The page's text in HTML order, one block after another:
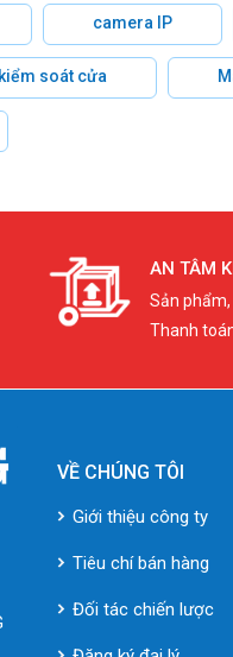
camera IP
soát cửa
AN TÂM
Sản
Thanh
VỀ CHÚNG TÔI
Giới thiệu công ty
Tiêu chí bán hàng
Đối tác chiến lược